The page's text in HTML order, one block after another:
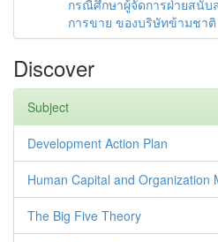
กรณีศึกษาผู้จัดการฝ่ายสนั
การขาย ของบริษัทข้ามชาติ
Discover
Subject
Development Action Plan
Human Capital and Organization
The Big Five Theory